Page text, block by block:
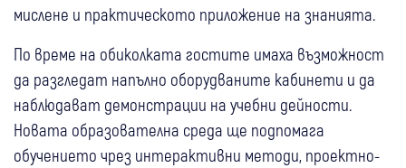
мислене и практическото приложение на знанията.
По време на обиколката гостите имаха възможност
да разгледат напълно оборудваните кабинети и да
наблюдават демонстрации на учебни дейности.
Новата образователна среда ще подпомага
обучението чрез интерактивни методи, проектно-